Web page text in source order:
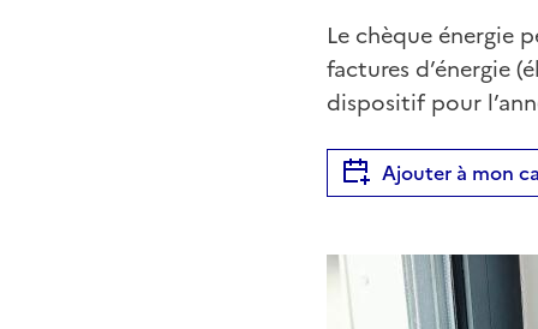
Le chèque énergie
factures d’énergie
dispositif pour
Ajouter à mon